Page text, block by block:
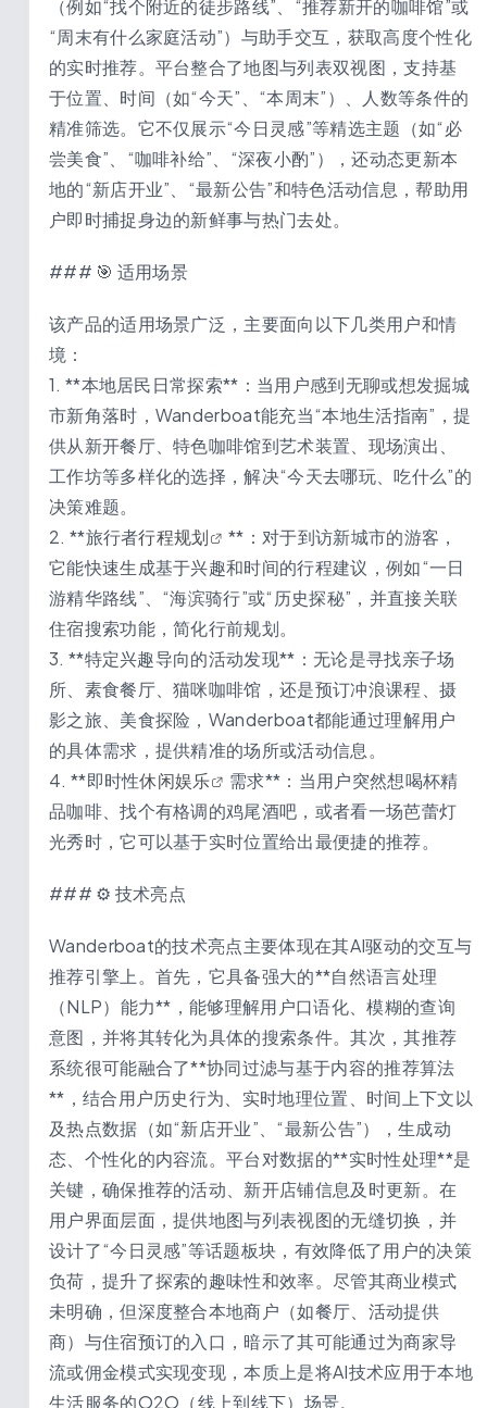
（例如“找个附近的徒步路线”、“推荐新开的咖啡馆”或
“周末有什么家庭活动”）与助手交互，获取高度个性化
的实时推荐。平台整合了地图与列表双视图，支持基
于位置、时间（如“今天”、“本周末”）、人数等条件的
精准筛选。它不仅展示“今日灵感”等精选主题（如“必
尝美食”、“咖啡补给”、“深夜小酌”），还动态更新本
地的“新店开业”、“最新公告”和特色活动信息，帮助用
户即时捕捉身边的新鲜事与热门去处。
### 🎯 适用场景
该产品的适用场景广泛，主要面向以下几类用户和情
境：
1. **本地居民日常探索**：当用户感到无聊或想发掘城
市新角落时，Wanderboat能充当“本地生活指南”，提
供从新开餐厅、特色咖啡馆到艺术装置、现场演出、
工作坊等多样化的选择，解决“今天去哪玩、吃什么”的
决策难题。
2. **旅行者行程规划
**：对于到访新城市的游客，
它能快速生成基于兴趣和时间的行程建议，例如“一日
游精华路线”、“海滨骑行”或“历史探秘”，并直接关联
住宿搜索功能，简化行前规划。
3. **特定兴趣导向的活动发现**：无论是寻找亲子场
所、素食餐厅、猫咪咖啡馆，还是预订冲浪课程、摄
影之旅、美食探险，Wanderboat都能通过理解用户
的具体需求，提供精准的场所或活动信息。
4. **即时性休闲娱乐
需求**：当用户突然想喝杯精
品咖啡、找个有格调的鸡尾酒吧，或者看一场芭蕾灯
光秀时，它可以基于实时位置给出最便捷的推荐。
### ⚙️ 技术亮点
Wanderboat的技术亮点主要体现在其AI驱动的交互与
推荐引擎上。首先，它具备强大的**自然语言处理
（NLP）能力**，能够理解用户口语化、模糊的查询
意图，并将其转化为具体的搜索条件。其次，其推荐
系统很可能融合了**协同过滤与基于内容的推荐算法
**，结合用户历史行为、实时地理位置、时间上下文以
及热点数据（如“新店开业”、“最新公告”），生成动
态、个性化的内容流。平台对数据的**实时性处理**是
关键，确保推荐的活动、新开店铺信息及时更新。在
用户界面层面，提供地图与列表视图的无缝切换，并
设计了“今日灵感”等话题板块，有效降低了用户的决策
负荷，提升了探索的趣味性和效率。尽管其商业模式
未明确，但深度整合本地商户（如餐厅、活动提供
商）与住宿预订的入口，暗示了其可能通过为商家导
流或佣金模式实现变现，本质上是将AI技术应用于本地
生活服务的O2O（线上到线下）场景。